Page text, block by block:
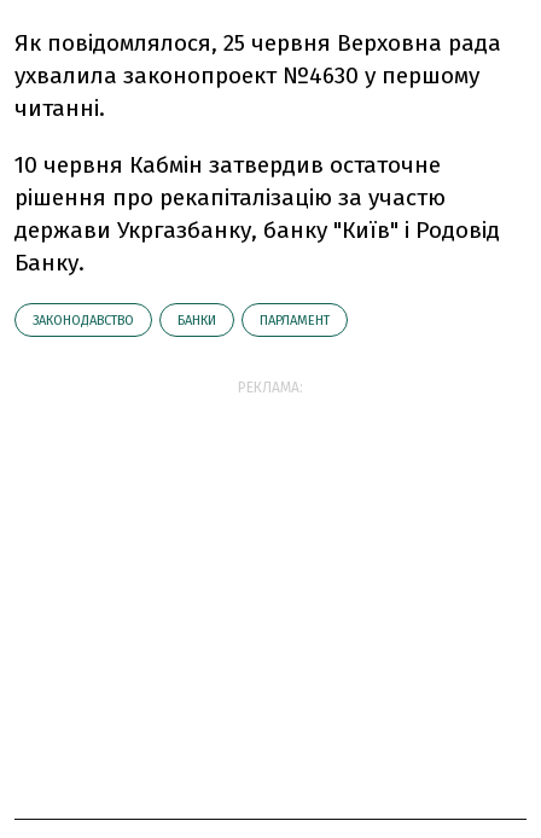
Як повідомлялося, 25 червня Верховна рада
ухвалила законопроект №4630 у першому
читанні.
10 червня Кабмін затвердив остаточне
рішення про рекапіталізацію за участю
держави Укргазбанку, банку "Київ" і Родовід
Банку.
ЗАКОНОДАВСТВО БАНКИ ПАРЛАМЕНТ
РЕКЛАМА: